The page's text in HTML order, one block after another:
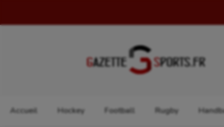
Accueil Hockey Football Rugby